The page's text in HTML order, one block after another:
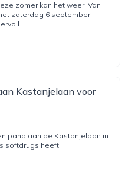
zomer kan het weer! Van
zaterdag 6 september
Kastanjelaan voor
pand aan de Kastanjelaan in
softdrugs heeft